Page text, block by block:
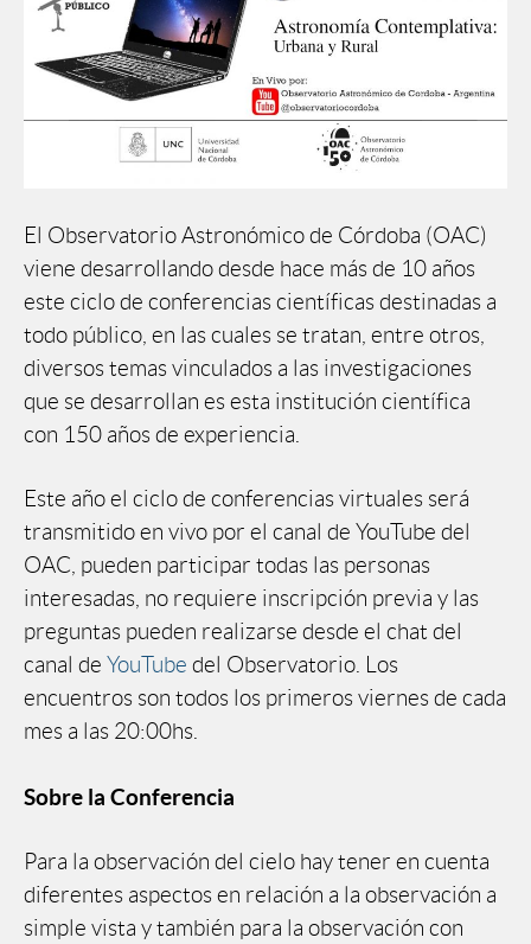
El Observatorio Astronómico de Córdoba (OAC)
viene desarrollando desde hace más de 10 años
este ciclo de conferencias científicas destinadas a
todo público, en las cuales se tratan, entre otros,
diversos temas vinculados a las investigaciones
que se desarrollan es esta institución científica
con 150 años de experiencia.
Este año el ciclo de conferencias virtuales será
transmitido en vivo por el canal de YouTube del
OAC, pueden participar todas las personas
interesadas, no requiere inscripción previa y las
preguntas pueden realizarse desde el chat del
canal de YouTube del Observatorio. Los
encuentros son todos los primeros viernes de cada
mes a las 20:00hs.
Sobre la Conferencia
Para la observación del cielo hay tener en cuenta
diferentes aspectos en relación a la observación a
simple vista y también para la observación con